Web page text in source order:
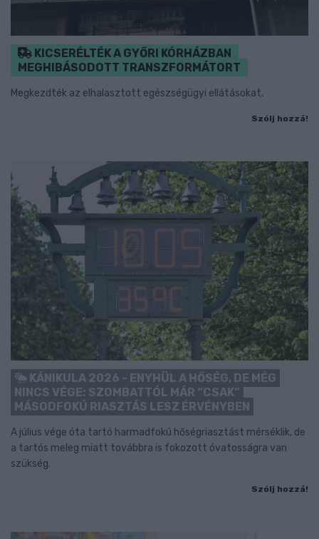
KICSERÉLTÉK A GYŐRI KÓRHÁZBAN
MEGHIBÁSODOTT TRANSZFORMÁTORT
Megkezdték az elhalasztott egészségügyi ellátásokat.
Szólj hozzá!
KÁNIKULA 2026 - ENYHÜL A HŐSÉG, DE MÉG
NINCS VÉGE: SZOMBATTÓL MÁR “CSAK”
MÁSODFOKÚ RIASZTÁS LESZ ÉRVÉNYBEN
A július vége óta tartó harmadfokú hőségriasztást mérséklik, de
a tartós meleg miatt továbbra is fokozott óvatosságra van
szükség.
Szólj hozzá!